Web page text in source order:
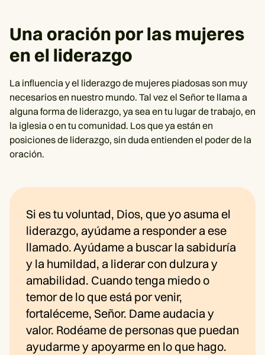
Una oración por las mujeres
en el liderazgo
La influencia y el liderazgo de mujeres piadosas son muy
necesarios en nuestro mundo. Tal vez el Señor te llama a
alguna forma de liderazgo, ya sea en tu lugar de trabajo, en
la iglesia o en tu comunidad. Los que ya están en
posiciones de liderazgo, sin duda entienden el poder de la
oración.
Si es tu voluntad, Dios, que yo asuma el
liderazgo, ayúdame a responder a ese
llamado. Ayúdame a buscar la sabiduría
y la humildad, a liderar con dulzura y
amabilidad. Cuando tenga miedo o
temor de lo que está por venir,
fortaléceme, Señor. Dame audacia y
valor. Rodéame de personas que puedan
ayudarme y apoyarme en lo que hago.